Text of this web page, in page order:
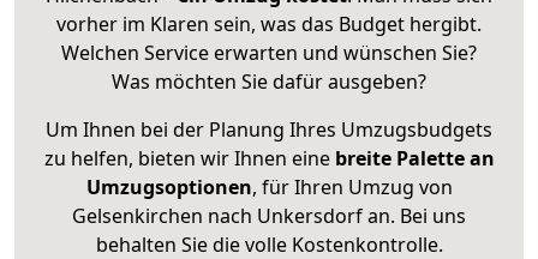
vorher im Klaren sein, was das Budget hergibt.
Welchen Service erwarten und wünschen Sie?
Was möchten Sie dafür ausgeben?
Um Ihnen bei der Planung Ihres Umzugsbudgets
zu helfen, bieten wir Ihnen eine breite Palette an
Umzugsoptionen, für Ihren Umzug von
Gelsenkirchen nach Unkersdorf an. Bei uns
behalten Sie die volle Kostenkontrolle.